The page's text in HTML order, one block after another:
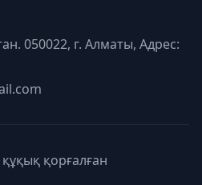
050022, г. Алматы, Адрес:
қорғалған